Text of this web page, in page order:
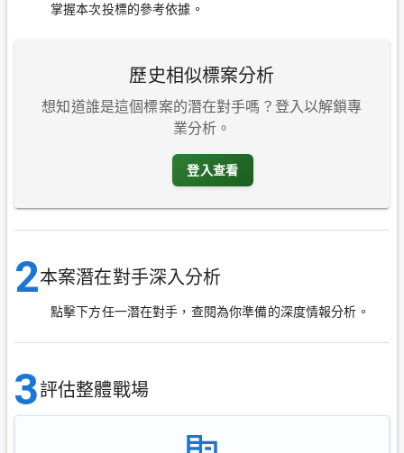
掌握本次投標的參考依據。
歷史相似標案分析
想知道誰是這個標案的潛在對手嗎？登入以解鎖專
業分析。
登入查看
2本案潛在對手深入分析
點擊下方任一潛在對手，查閱為你準備的深度情報分析。
3評估整體戰場